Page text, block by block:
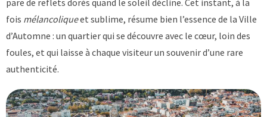
pare de reflets dorés quand le soleil décline. Cet instant, à la
fois mélancoliqueet sublime, résume bien l’essence de la Ville
d’Automne : un quartier qui se découvre avec le cœur, loin des
foules, et qui laisse à chaque visiteur un souvenir d’une rare
authenticité.